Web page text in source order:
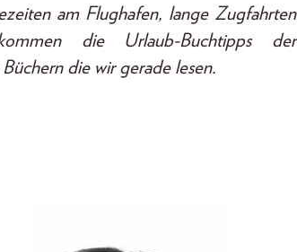
am Flughafen, lange Zugfahrten
die Urlaub-Buchtipps der
die wir gerade lesen.